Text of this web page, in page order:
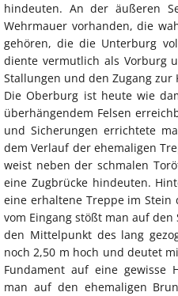
hindeuten. An der äußeren
Wehrmauer vorhanden, die
gehören, die die Unterburg
diente vermutlich als Vorburg
Stallungen und den Zugang zur
Die Oberburg ist heute wie
überhängendem Felsen
und Sicherungen errichtete
dem Verlauf der ehemaligen
weist neben der schmalen
eine Zugbrücke hindeuten.
eine erhaltene Treppe im
vom Eingang stößt man auf
den Mittelpunkt des lang
noch 2,50 m hoch und deutet
Fundament auf eine gewisse
man auf den ehemaligen